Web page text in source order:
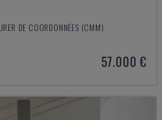
DE COORDONNÉES (CMM)
57.000 €